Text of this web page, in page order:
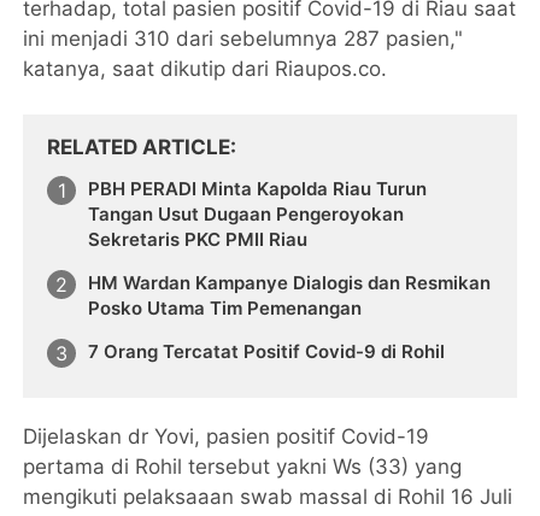
terhadap, total pasien positif Covid-19 di Riau saat
ini menjadi 310 dari sebelumnya 287 pasien,"
katanya, saat dikutip dari Riaupos.co.
RELATED ARTICLE
PBH PERADI Minta Kapolda Riau Turun
Tangan Usut Dugaan Pengeroyokan
Sekretaris PKC PMII Riau
HM Wardan Kampanye Dialogis dan Resmikan
Posko Utama Tim Pemenangan
7 Orang Tercatat Positif Covid-9 di Rohil
Dijelaskan dr Yovi, pasien positif Covid-19
pertama di Rohil tersebut yakni Ws (33) yang
mengikuti pelaksaaan swab massal di Rohil 16 Juli